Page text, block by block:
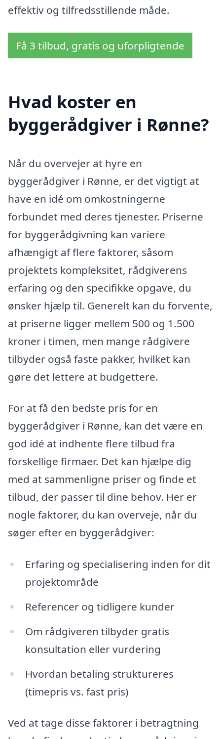
effektiv og tilfredsstillende måde.
Få 3 tilbud, gratis og uforpligtende
Hvad koster en
byggerådgiver i Rønne?
Når du overvejer at hyre en
byggerådgiver i Rønne, er det vigtigt at
have en idé om omkostningerne
forbundet med deres tjenester. Priserne
for byggerådgivning kan variere
afhængigt af flere faktorer, såsom
projektets kompleksitet, rådgiverens
erfaring og den specifikke opgave, du
ønsker hjælp til. Generelt kan du forvente,
at priserne ligger mellem 500 og 1.500
kroner i timen, men mange rådgivere
tilbyder også faste pakker, hvilket kan
gøre det lettere at budgettere.
For at få den bedste pris for en
byggerådgiver i Rønne, kan det være en
god idé at indhente flere tilbud fra
forskellige firmaer. Det kan hjælpe dig
med at sammenligne priser og finde et
tilbud, der passer til dine behov. Her er
nogle faktorer, du kan overveje, når du
søger efter en byggerådgiver:
Erfaring og specialisering inden for dit
projektområde
Referencer og tidligere kunder
Om rådgiveren tilbyder gratis
konsultation eller vurdering
Hvordan betaling struktureres
(timepris vs. fast pris)
Ved at tage disse faktorer i betragtning